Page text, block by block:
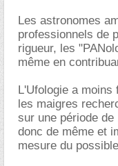
Les astronomes
professionnels de
rigueur, les
même en
L'Ufologie a moins
les maigres
sur une période
donc de même et
mesure du